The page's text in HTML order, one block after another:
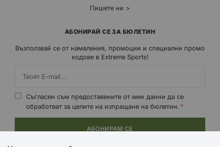
Пишете ни >
АБОНИРАЙ СЕ ЗА БЮЛЕТИН
Възползвай се от намаления, промоции и специални промо
кодове в Extreme Sports!
Съгласен съм предоставените от мен данни да се
обработват за целите на изпращане на бюлетин.
АБОНИРАМ СЕ